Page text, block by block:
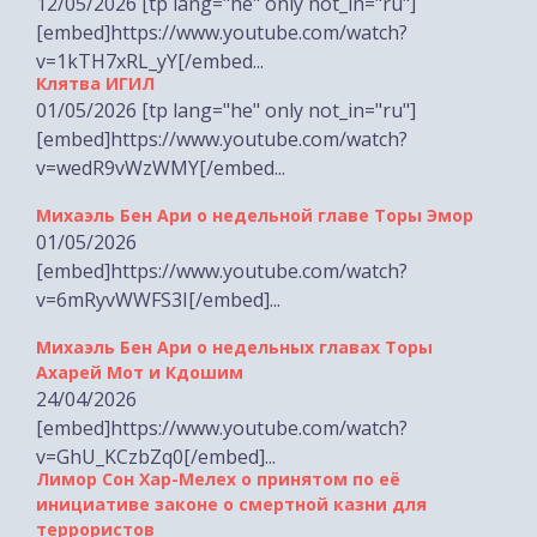
Клятва ИГИЛ
01/05/2026 [tp lang="he" only not_in="ru"]
[embed]https://www.youtube.com/watch?
v=wedR9vWzWMY[/embed...
Михаэль Бен Ари о недельной главе Торы Эмор
[embed]https://www.youtube.com/watch?
v=6mRyvWWFS3I[/embed]...
Михаэль Бен Ари о недельных главах Торы
Ахарей Мот и Кдошим
24/04/2026
[embed]https://www.youtube.com/watch?
v=GhU_KCzbZq0[/embed]...
Лимор Сон Хар-Мелех о принятом по её
инициативе законе о смертной казни для
террористов
19/04/2026 [tp lang="he" only not_in="ru"]
[embed]https://www.youtube.com/watch?